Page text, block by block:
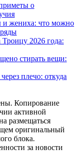
о
и жениха: что можно
2026 года:
стирать вещи:
плечо: откуда
Копирование
активной
размещаться
оригинальный
блока.
за новости